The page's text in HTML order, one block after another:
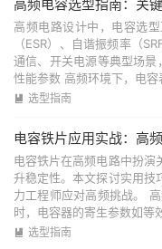
高频电容选型指南：关
高频电路设计中，电容选
（ESR）、自谐振频率（
通信、开关电源等典型场
性能参数 高频环境下，电
 选型指南
电容铁片应用实战：高
电容铁片在高频电路中扮演
升稳定性。本文探讨实用技
力工程师应对高频挑战。
时，电容器的寄生参数如等
 选型指南